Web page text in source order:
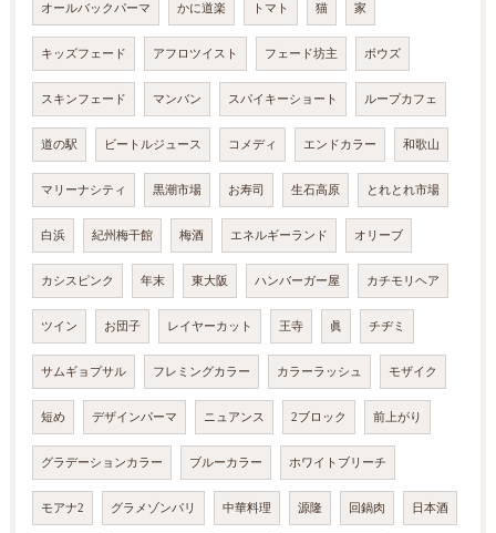
オールバックパーマ かに道楽 トマト 猫 家
キッズフェード アフロツイスト フェード坊主 ボウズ
スキンフェード マンバン スパイキーショート ループカフェ
道の駅 ビートルジュース コメディ エンドカラー 和歌山
マリーナシティ 黒潮市場 お寿司 生石高原 とれとれ市場
白浜 紀州梅干館 梅酒 エネルギーランド オリーブ
カシスピンク 年末 東大阪 ハンバーガー屋 カチモリヘア
ツイン お団子 レイヤーカット 王寺 眞 チヂミ
サムギョプサル フレミングカラー カラーラッシュ モザイク
短め デザインパーマ ニュアンス 2ブロック 前上がり
グラデーションカラー ブルーカラー ホワイトブリーチ
モアナ2 グラメゾンパリ 中華料理 源隆 回鍋肉 日本酒